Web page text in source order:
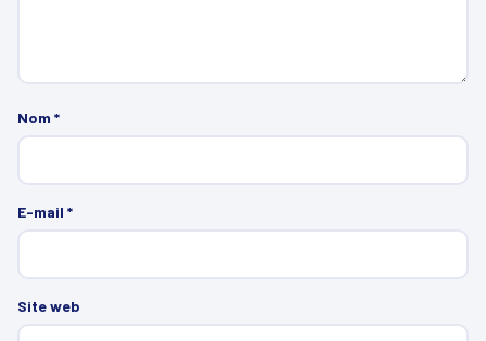
Nom *
E-mail *
Site web